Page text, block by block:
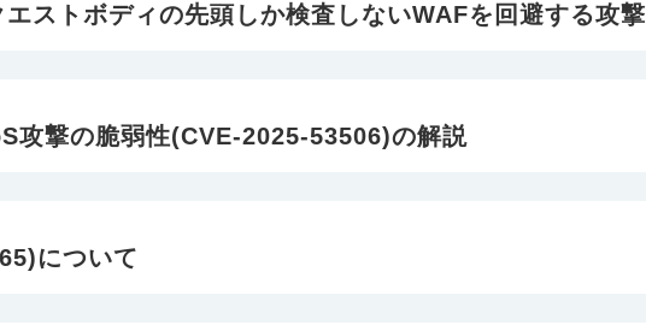
ストボディの先頭しか検査しないWAFを回避する攻撃
撃の脆弱性(CVE-2025-53506)の解説
について